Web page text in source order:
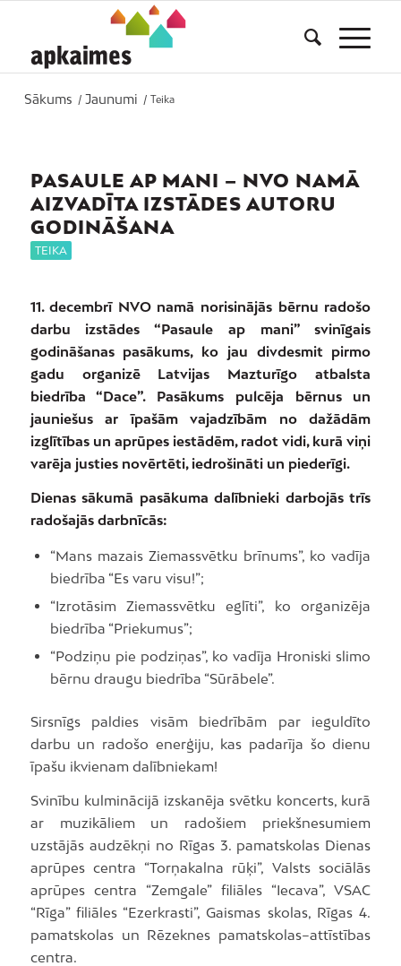
Sākums / Jaunumi / Teika
PASAULE AP MANI – NVO NAMĀ
AIZVADĪTA IZSTĀDES AUTORU
GODINĀŠANA
TEIKA
11. decembrī NVO namā norisinājās bērnu radošo
darbu izstādes “Pasaule ap mani” svinīgais
godināšanas pasākums, ko jau divdesmit pirmo
gadu organizē Latvijas Mazturīgo atbalsta
biedrība “Dace”. Pasākums pulcēja bērnus un
jauniešus ar īpašām vajadzībām no dažādām
izglītības un aprūpes iestādēm, radot vidi, kurā viņi
varēja justies novērtēti, iedrošināti un piederīgi.
Dienas sākumā pasākuma dalībnieki darbojās trīs
radošajās darbnīcās:
“Mans mazais Ziemassvētku brīnums”, ko vadīja
biedrība “Es varu visu!”;
“Izrotāsim Ziemassvētku eglīti”, ko organizēja
biedrība “Priekumus”;
“Podziņu pie podziņas”, ko vadīja Hroniski slimo
bērnu draugu biedrība “Sūrābele”.
Sirsnīgs paldies visām biedrībām par ieguldīto
darbu un radošo enerģiju, kas padarīja šo dienu
īpašu ikvienam dalībniekam!
Svinību kulminācijā izskanēja svētku koncerts, kurā
ar muzikāliem un radošiem priekšnesumiem
uzstājās audzēkņi no Rīgas 3. pamatskolas Dienas
aprūpes centra “Torņakalna rūķi”, Valsts sociālās
aprūpes centra “Zemgale” filiāles “Iecava”, VSAC
“Rīga” filiāles “Ezerkrasti”, Gaismas skolas, Rīgas 4.
pamatskolas un Rēzeknes pamatskolas–attīstības
centra.